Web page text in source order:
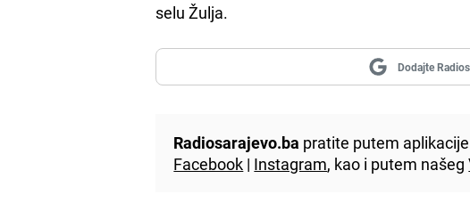
selu Žulja.
Dodajte
Radiosarajevo.ba pratite putem
Facebook | Instagram, kao i putem našeg